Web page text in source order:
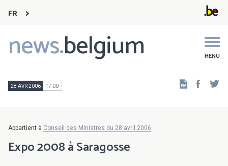
FR
news.belgium MENU
Main
navigation
28 AVR 2006 17:00
Appartient à Conseil des Ministres du 28 avril 2006
Expo 2008 à Saragosse